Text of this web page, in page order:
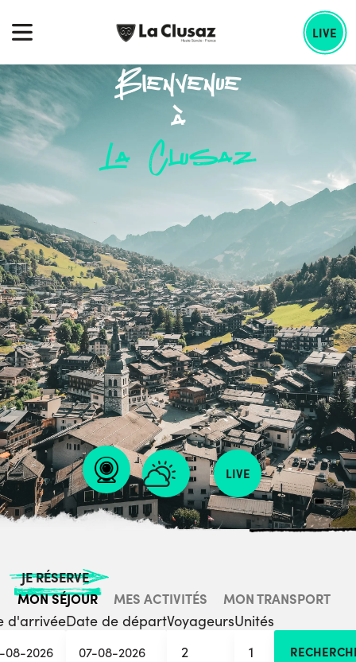
:
content
LIVE
LIVE
Bienvenue
à
La Clusaz
JE RÉSERVE
MON SÉJOUR
MES ACTIVITÉS MON TRANSPORT
d'arrivéeDate de départVoyageurs
2
Unités
1